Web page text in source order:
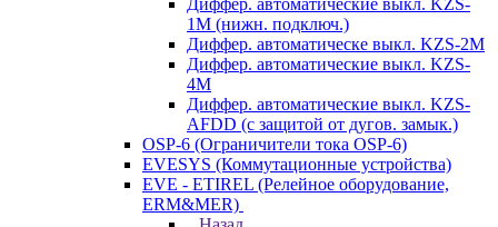
Диффер. автоматические выкл. KZS-
1M (нижн. подключ.)
Диффер. автоматическе выкл. KZS-2M
Диффер. автоматические выкл. KZS-
4M
Диффер. автоматические выкл. KZS-
AFDD (с защитой от дугов. замык.)
OSP-6 (Ограничители тока OSP-6)
EVESYS (Коммутационные устройства)
EVE - ETIREL (Релейное оборудование,
ERM&MER)